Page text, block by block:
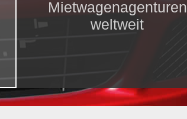
Mietwagenagenturen
weltweit